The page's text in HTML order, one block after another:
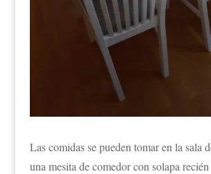
Las comidas se pueden tomar en la sala
una mesita de comedor con solapa